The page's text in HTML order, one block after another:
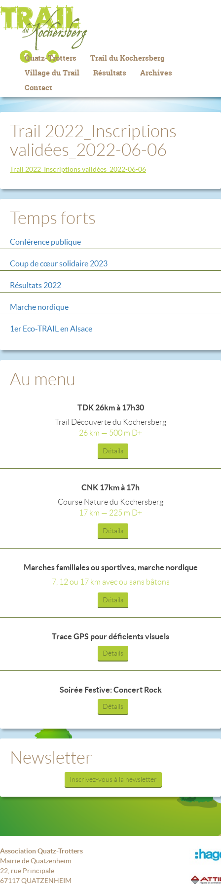
Quatz-Trotters
Trail du Kochersberg
Village du Trail
Résultats
Archives
Contact
Trail 2022_Inscriptions
validées_2022-06-06
Trail 2022_Inscriptions validées_2022-06-06
Temps forts
Conférence publique
Coup de cœur solidaire 2023
Résultats 2022
Marche nordique
1er Eco-TRAIL en Alsace
Au menu
TDK 26km à 17h30
Trail Découverte du Kochersberg
26 km — 500 m D+
Détails
CNK 17km à 17h
Course Nature du Kochersberg
17 km — 225 m D+
Détails
Marches familiales ou sportives, marche nordique
7, 12 ou 17 km avec ou sans bâtons
Détails
Trace GPS pour déficients visuels
Détails
Soirée Festive: Concert Rock
Détails
Newsletter
Inscrivez-vous à la newsletter
Association Quatz-Trotters
Mairie de Quatzenheim
22, rue Principale
67117 QUATZENHEIM